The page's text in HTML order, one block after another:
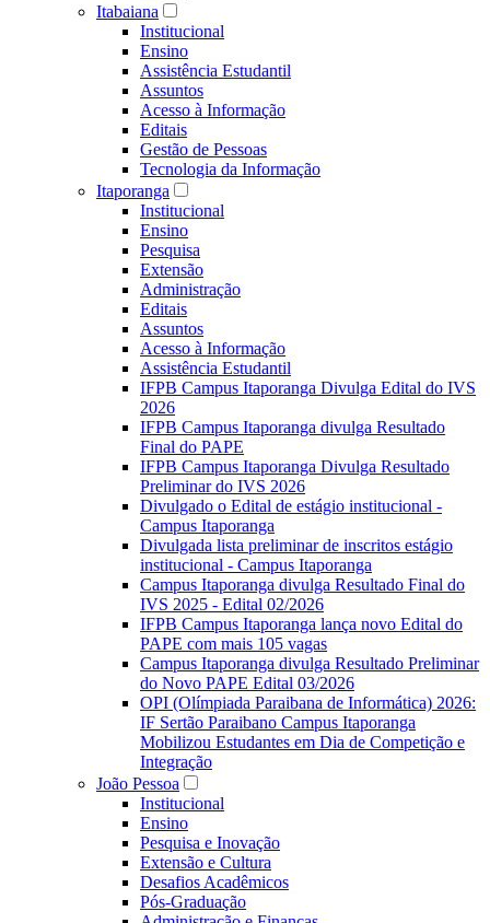
Itabaiana
Institucional
Ensino
Assistência Estudantil
Assuntos
Acesso à Informação
Editais
Gestão de Pessoas
Tecnologia da Informação
Itaporanga
Institucional
Ensino
Pesquisa
Extensão
Administração
Editais
Assuntos
Acesso à Informação
Assistência Estudantil
IFPB Campus Itaporanga Divulga Edital do IVS
2026
IFPB Campus Itaporanga divulga Resultado
Final do PAPE
IFPB Campus Itaporanga Divulga Resultado
Preliminar do IVS 2026
Divulgado o Edital de estágio institucional -
Campus Itaporanga
Divulgada lista preliminar de inscritos estágio
institucional - Campus Itaporanga
Campus Itaporanga divulga Resultado Final do
IVS 2025 - Edital 02/2026
IFPB Campus Itaporanga lança novo Edital do
PAPE com mais 105 vagas
Campus Itaporanga divulga Resultado Preliminar
do Novo PAPE Edital 03/2026
OPI (Olímpiada Paraibana de Informática) 2026:
IF Sertão Paraibano Campus Itaporanga
Mobilizou Estudantes em Dia de Competição e
Integração
João Pessoa
Institucional
Ensino
Pesquisa e Inovação
Extensão e Cultura
Desafios Acadêmicos
Pós-Graduação